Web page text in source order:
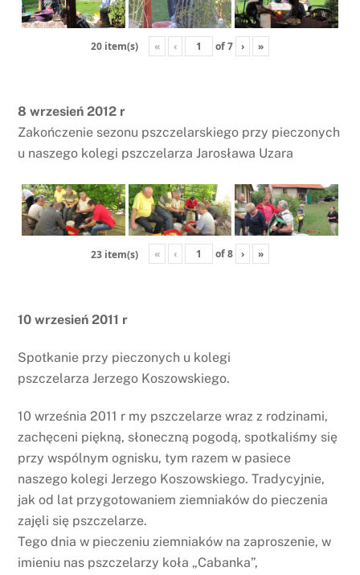
20 item(s) « ‹ of7 › »
8 wrzesień 2012 r
Zakończenie sezonu pszczelarskiego przy pieczonych
u naszego kolegi pszczelarza Jarosława Uzara
23 item(s) « ‹ of8 › »
10 wrzesień 2011 r
Spotkanie przy pieczonych u kolegi
pszczelarza Jerzego Koszowskiego.
10 września 2011 r my pszczelarze wraz z rodzinami,
zachęceni piękną, słoneczną pogodą, spotkaliśmy się
przy wspólnym ognisku, tym razem w pasiece
naszego kolegi Jerzego Koszowskiego. Tradycyjnie,
jak od lat przygotowaniem ziemniaków do pieczenia
zajęli się pszczelarze.
Tego dnia w pieczeniu ziemniaków na zaproszenie, w
imieniu nas pszczelarzy koła „Cabanka”,